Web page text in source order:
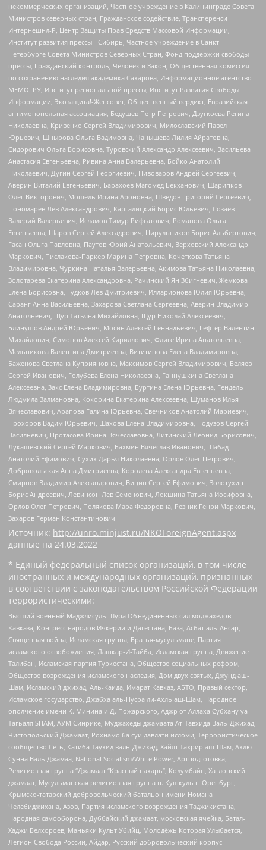
некоммерческих организаций, Частное учреждение в Калининграде Совета
Министров северных стран, Гражданское содействие, Трансперенси
Интернешнл-Р, Центр Защиты Прав Средств Массовой Информации,
Институт развития прессы - Сибирь, Частное учреждение в Санкт-
Петербурге Совета Министров Северных Стран, Фонд поддержки свободы
прессы, Гражданский контроль, Человек и Закон, Общественная комиссия
по сохранению наследия академика Сахарова, Информационное агентство
МЕМО. РУ, Институт региональной прессы, Институт Развития Свободы
Информации, Экозащита!-Женсовет, Общественный вердикт, Евразийская
антимонопольная ассоциация, Бедушев Петр Петрович, Дзугкоева Регина
Николаевна, Кривенко Сергей Владимирович, Милославский Павел
Юрьевич, Шнырова Ольга Вадимовна, Чанышева Лилия Айратовна,
Сидорович Ольга Борисовна, Туровский Александр Алексеевич, Васильева
Анастасия Евгеньевна, Ривина Анна Валерьевна, Бойко Анатолий
Николаевич, Дугин Сергей Георгиевич, Пивоваров Андрей Сергеевич,
Аверин Виталий Евгеньевич, Барахоев Магомед Бекханович, Шарипков
Олег Викторович, Мошель Ирина Ароновна, Шведов Григорий Сергеевич,
Пономарев Лев Александрович, Каргалицкий Борис Юльевич, Созаев
Валерий Валерьевич, Исламов Тимур Рифгатович, Романова Ольга
Евгеньевна, Щаров Сергей Алексадрович, Цирульников Борис Альбертович,
Гасан Ольга Павловна, Паутов Юрий Анатольевич, Верховский Александр
Маркович, Пислакова-Паркер Марина Петровна, Кочеткова Татьяна
Владимировна, Чуркина Наталья Валерьевна, Акимова Татьяна Николаевна,
Золотарева Екатерина Александровна, Рачинский Ян Збигневич, Жемкова
Елена Борисовна, Гудков Лев Дмитриевич, Илларионова Юлия Юрьевна,
Саранг Анна Васильевна, Захарова Светлана Сергеевна, Аверин Владимир
Анатольевич, Щур Татьяна Михайловна, Щур Николай Алексеевич,
Блинушов Андрей Юрьевич, Мосин Алексей Геннадьевич, Гефтер Валентин
Михайлович, Симонов Алексей Кириллович, Флиге Ирина Анатольевна,
Мельникова Валентина Дмитриевна, Вититинова Елена Владимировна,
Баженова Светлана Куприяновна, Максимов Сергей Владимирович, Беляев
Сергей Иванович, Голубева Елена Николаевна, Ганнушкина Светлана
Алексеевна, Закс Елена Владимировна, Буртина Елена Юрьевна, Гендель
Людмила Залмановна, Кокорина Екатерина Алексеевна, Шуманов Илья
Вячеславович, Арапова Галина Юрьевна, Свечников Анатолий Мариевич,
Прохоров Вадим Юрьевич, Шахова Елена Владимировна, Подузов Сергей
Васильевич, Протасова Ирина Вячеславовна, Литинский Леонид Борисович,
Лукашевский Сергей Маркович, Бахмин Вячеслав Иванович, Шабад
Анатолий Ефимович, Сухих Дарья Николаевна, Орлов Олег Петрович,
Добровольская Анна Дмитриевна, Королева Александра Евгеньевна,
Смирнов Владимир Александрович, Вицин Сергей Ефимович, Золотухин
Борис Андреевич, Левинсон Лев Семенович, Локшина Татьяна Иосифовна,
Орлов Олег Петрович, Полякова Мара Федоровна, Резник Генри Маркович,
Захаров Герман Константинович
Источник: http://unro.minjust.ru/NKOForeignAgent.aspx
данные на 24.03.2022
* Единый федеральный список организаций, в том числе
иностранных и международных организаций, признанных
в соответствии с законодательством Российской Федерации
террористическими:
Высший военный Маджлисуль Шура Объединенных сил моджахедов
Кавказа, Конгресс народов Ичкерии и Дагестана, База, Асбат аль-Ансар,
Священная война, Исламская группа, Братья-мусульмане, Партия
исламского освобождения, Лашкар-И-Тайба, Исламская группа, Движение
Талибан, Исламская партия Туркестана, Общество социальных реформ,
Общество возрождения исламского наследия, Дом двух святых, Джунд аш-
Шам, Исламский джихад, Аль-Каида, Имарат Кавказ, АБТО, Правый сектор,
Исламское государство, Джабха аль-Нусра ли-Ахль аш-Шам, Народное
ополчение имени К. Минина и Д. Пожарского, Аджр от Аллаха Субхану уа
Тагьаля SHAM, АУМ Синрике, Муджахеды джамаата Ат-Тавхида Валь-Джихад,
Чистопольский Джамаат, Рохнамо ба суи давлати исломи, Террористическое
сообщество Сеть, Катиба Таухид валь-Джихад, Хайят Тахрир аш-Шам, Ахлю
Сунна Валь Джамаа, National Socialism/White Power, Артподготовка,
Религиозная группа “Джамаат “Красный пахарь”, Колумбайн, Хатлонский
джамаат, Мусульманская религиозная группа п. Кушкуль г. Оренбург,
Крымско-татарский добровольческий батальон имени Номана
Челебиджихана, Азов, Партия исламского возрождения Таджикистана,
Народная самооборона, Дуббайский джамаат, московская ячейка, Батал-
Хаджи Белхороев, Маньяки Культ Убийц, Молодёжь Которая Улыбается,
Легион Свобода России, Айдар, Русский добровольческий корпус